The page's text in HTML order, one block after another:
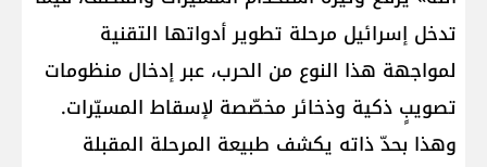
تدخل إسرائيل مرحلة تطوير أدواتها التقنية
لمواجهة هذا النوع من الحرب، عبر إدخال منظومات
تصويبٍ ذكية وذخائر مخصّصة لإسقاط المسيّرات.
وهذا بحدّ ذاته يكشف طبيعة المرحلة المقبلة